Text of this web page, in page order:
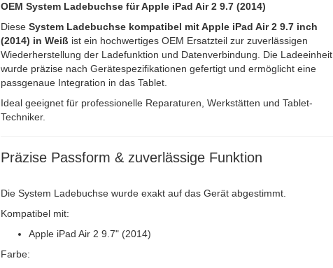
OEM System Ladebuchse für Apple iPad Air 2 9.7 (2014)
DieseSystem Ladebuchse kompatibel mit Apple iPad Air 2 9.7 inch
(2014) in Weiß ist ein hochwertiges OEM Ersatzteil zur zuverlässigen
Wiederherstellung der Ladefunktion und Datenverbindung. Die Ladeeinheit
wurde präzise nach Gerätespezifikationen gefertigt und ermöglicht eine
passgenaue Integration in das Tablet.
Ideal geeignet für professionelle Reparaturen, Werkstätten und Tablet-
Techniker.
Präzise Passform & zuverlässige Funktion
Die System Ladebuchse wurde exakt auf das Gerät abgestimmt.
Kompatibel mit:
Apple iPad Air 2 9.7" (2014)
Farbe: